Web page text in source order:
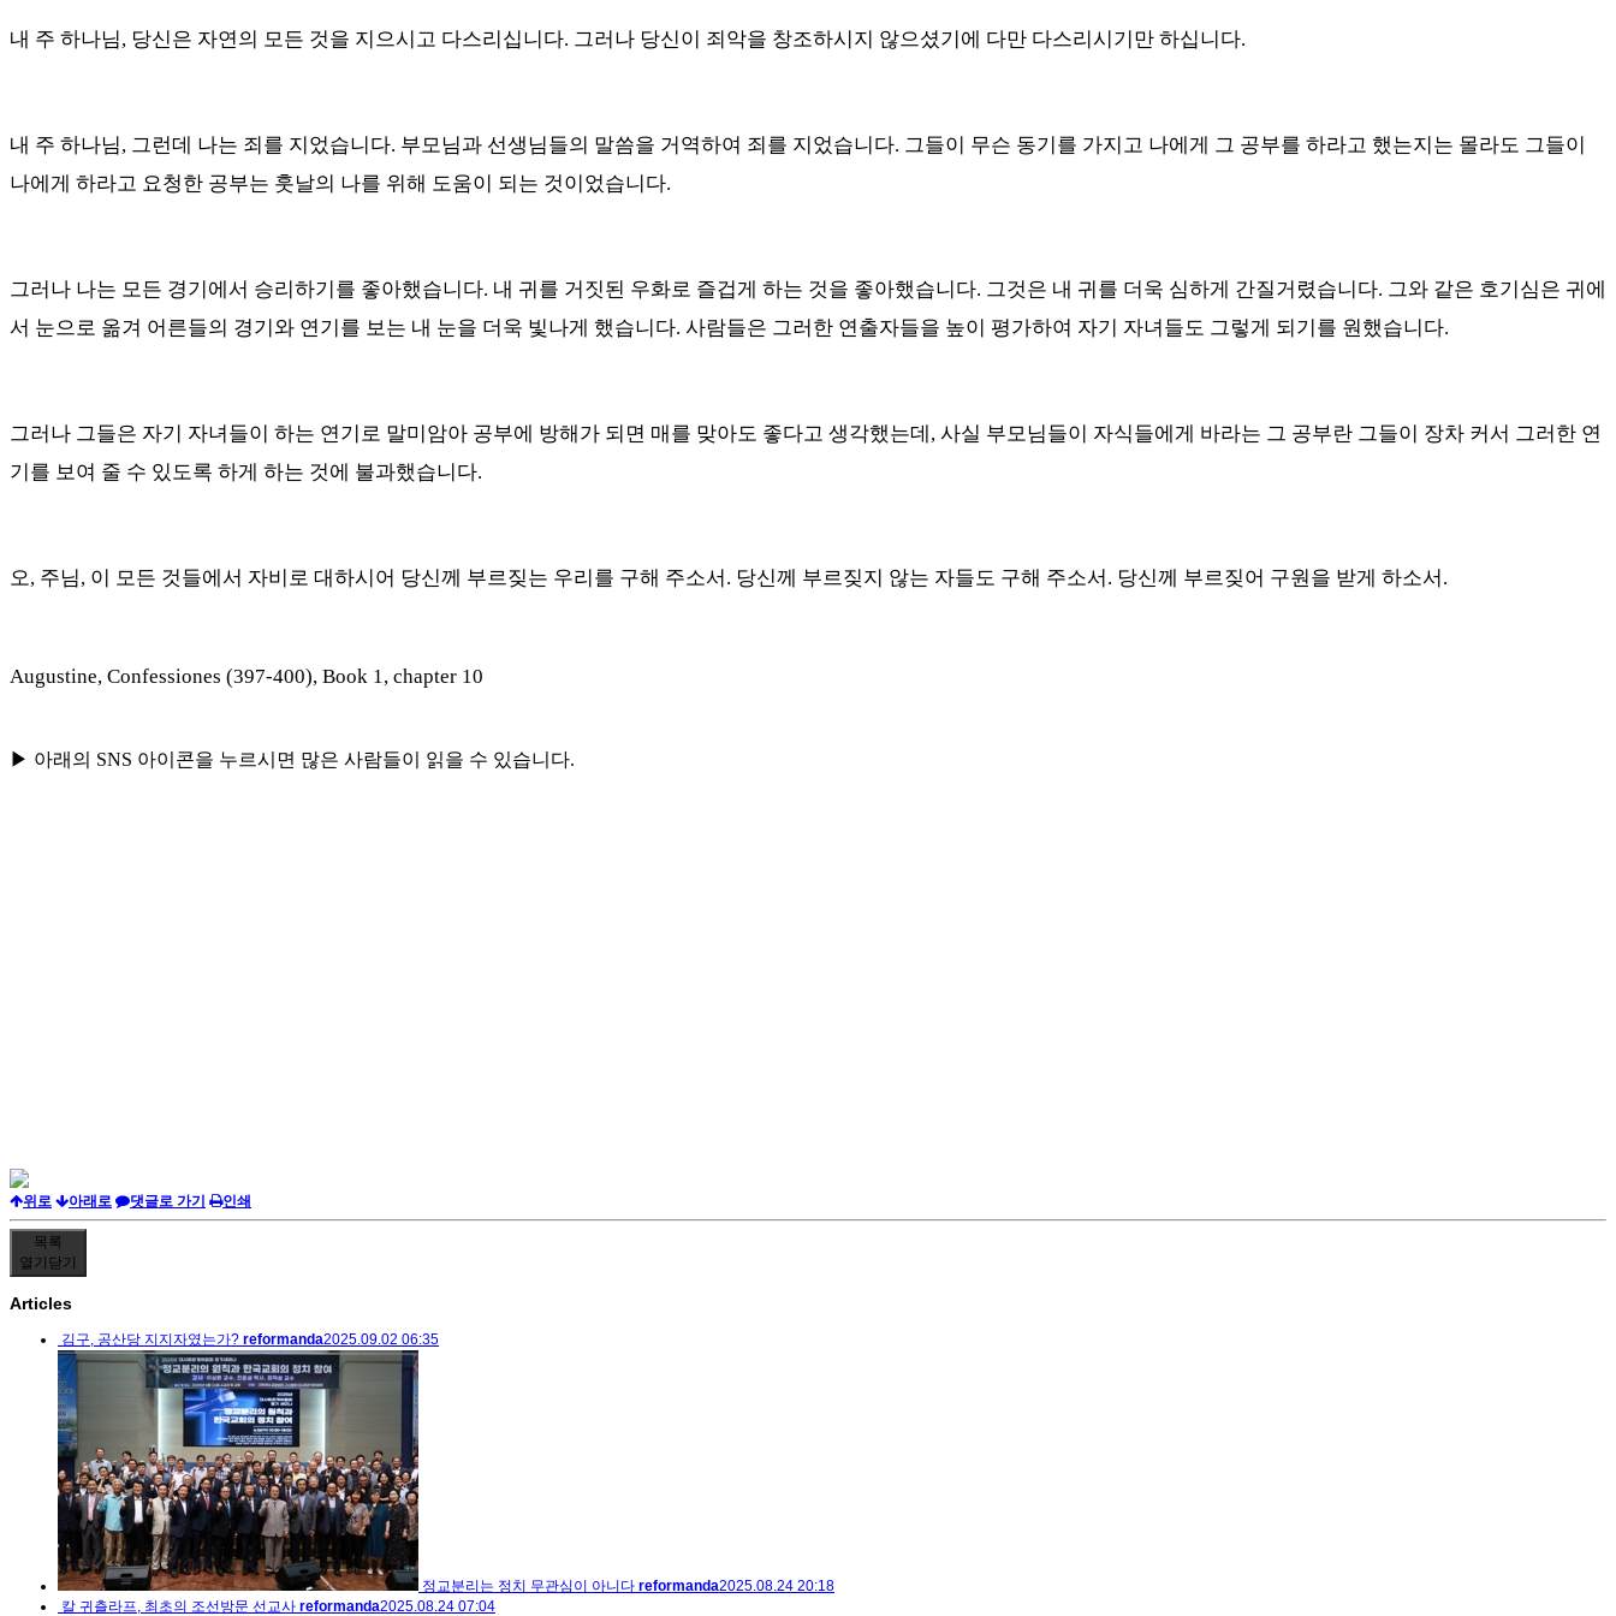
내 주 하나님, 당신은 자연의 모든 것을 지으시고 다스리십니다. 그러나 당신이 죄악을 창조하시지 않으셨기에 다만 다스리시기만 하십니다.
내 주 하나님, 그런데 나는 죄를 지었습니다. 부모님과 선생님들의 말씀을 거역하여 죄를 지었습니다. 그들이 무슨 동기를 가지고 나에게 그 공부를 하라고 했는지는 몰라도 그들이
나에게 하라고 요청한 공부는 훗날의 나를 위해 도움이 되는 것이었습니다.
그러나 나는 모든 경기에서 승리하기를 좋아했습니다. 내 귀를 거짓된 우화로 즐겁게 하는 것을 좋아했습니다. 그것은 내 귀를 더욱 심하게 간질거렸습니다. 그와 같은 호기심은 귀에
서 눈으로 옮겨 어른들의 경기와 연기를 보는 내 눈을 더욱 빛나게 했습니다. 사람들은 그러한 연출자들을 높이 평가하여 자기 자녀들도 그렇게 되기를 원했습니다.
그러나 그들은 자기 자녀들이 하는 연기로 말미암아 공부에 방해가 되면 매를 맞아도 좋다고 생각했는데 , 사실 부모님들이 자식들에게 바라는 그 공부란 그들이 장차 커서 그러한 연
기를 보여 줄 수 있도록 하게 하는 것에 불과했습니다.
오, 주님, 이 모든 것들에서 자비로 대하시어 당신께 부르짖는 우리를 구해 주소서 . 당신께 부르짖지 않는 자들도 구해 주소서 . 당신께 부르짖어 구원을 받게 하소서 .
Augustine, Confessiones (397-400), Book 1, chapter 10
▶ 아래의 SNS 아이콘을 누르시면 많은 사람들이 읽을 수 있습니다.
위로 아래로 댓글로 가기 인쇄
목록
열기 닫기
Articles
김구, 공산당 지지자였는가? reformanda2025.09.02 06:35
정교분리는 정치 무관심이 아니다 reformanda2025.08.24 20:18
칼 귀츨라프, 최초의 조선방문 선교사 reformanda2025.08.24 07:04